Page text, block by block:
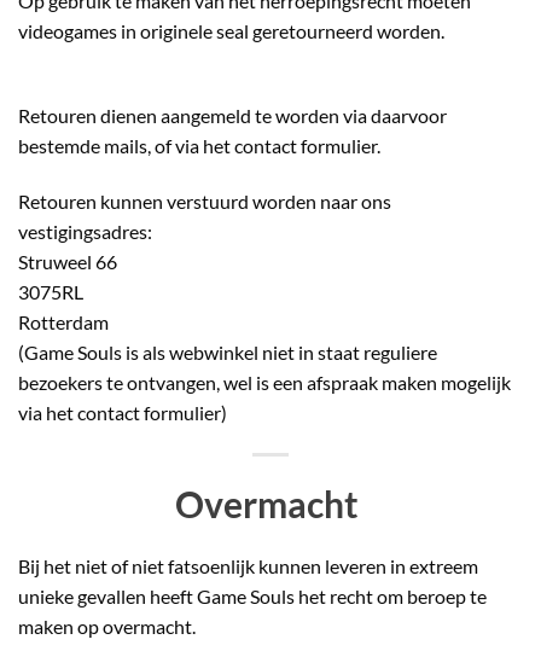
videogames in originele seal geretourneerd worden.
Retouren dienen aangemeld te worden via daarvoor
bestemde mails, of via het contact formulier.
Retouren kunnen verstuurd worden naar ons
vestigingsadres:
Struweel 66
3075RL
Rotterdam
(Game Souls is als webwinkel niet in staat reguliere
bezoekers te ontvangen, wel is een afspraak maken mogelijk
via het contact formulier)
Overmacht
Bij het niet of niet fatsoenlijk kunnen leveren in extreem
unieke gevallen heeft Game Souls het recht om beroep te
maken op overmacht.